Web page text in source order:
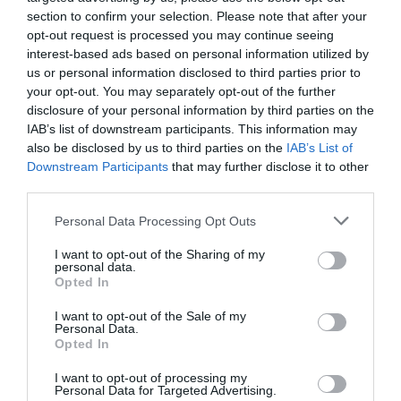
section to confirm your selection. Please note that after your
opt-out request is processed you may continue seeing
interest-based ads based on personal information utilized by
us or personal information disclosed to third parties prior to
your opt-out. You may separately opt-out of the further
disclosure of your personal information by third parties on the
IAB’s list of downstream participants. This information may
also be disclosed by us to third parties on the IAB’s List of
Downstream Participants that may further disclose it to other
Personal Data Processing Opt Outs
I want to opt-out of the Sharing of my
personal data.
Opted In
I want to opt-out of the Sale of my
Personal Data.
Opted In
I want to opt-out of processing my
Personal Data for Targeted Advertising.
Moncloa d'utilitzar l'Imperi de la Llei contra el bloc
independentista. Paral·lelament, Amnistia
Internacional ha iniciat una campanya per
defensar la Llibertat d'Expressió a Espanya
perquè l'organització considera que aquesta està
en perill.
Cada dia que passa
Espanya està una mica més
aïllada de la resta d'Europa
L'estratègia del president del Govern central,
Mariano Rajoy, queda molt en dubte després
que Suïssa ha autoritzat Puigdemont a viatjar al